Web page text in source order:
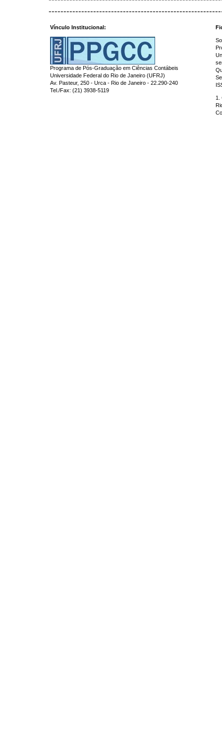
Vínculo Institucional:
Programa de Pós-Graduação em Ciências Contábeis
Universidade Federal do Rio de Janeiro (UFRJ)
Av. Pasteur, 250 - Urca - Rio de Janeiro - 22.290-240
Tel./Fax: (21) 3938-5119
1.